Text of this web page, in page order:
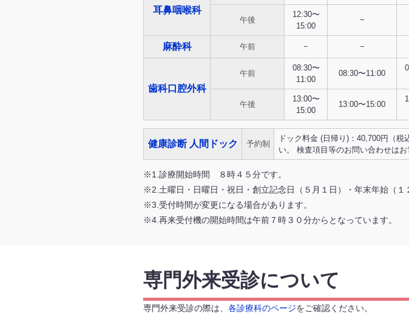
耳鼻咽喉科
午後
12:30〜
15:00
−
麻酔科 午前 − −
歯科口腔外科
午前
08:30〜
11:00
08:30〜11:00
午後
13:00〜
15:00
13:00〜15:00
健康診断 人間ドック 予約制
ドック料金 (日帰り)：40,700円（
い。 検査項目等のお問い合わせはお
※1.診療開始時間 ８時４５分です。
※2.土曜日・日曜日・祝日・創立記念日（５月１日）・年末年始（１
※3.受付時間が変更になる場合があります。
※4.再来受付機の開始時間は午前７時３０分からとなっています。
専門外来受診について
専門外来受診の際は、各診療科のページをご確認ください。